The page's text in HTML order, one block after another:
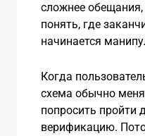
сложнее
понять, где
начинается
Когда
схема обычно
попросить пройти
верификацию.